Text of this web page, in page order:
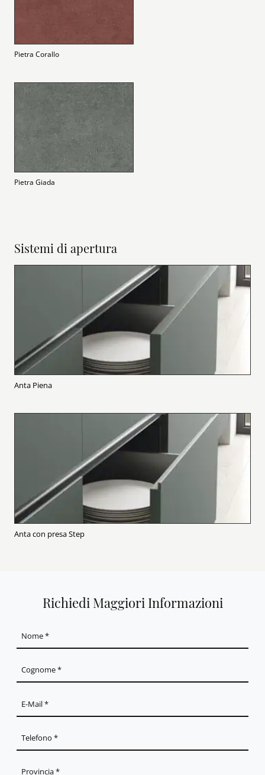
Pietra Corallo
Pietra Giada
Sistemi di apertura
Anta Piena
Anta con presa Step
Richiedi Maggiori Informazioni